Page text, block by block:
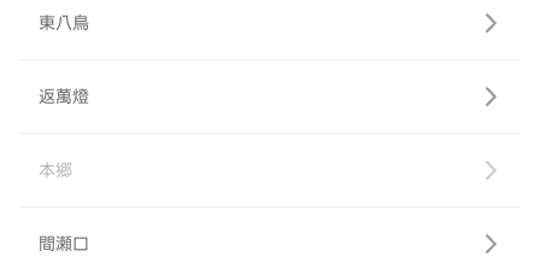
東八鳥
返萬燈
本郷
間瀬口